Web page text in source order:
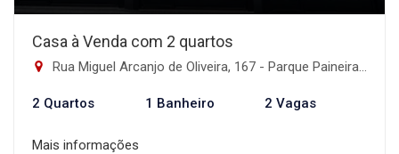
Casa à Venda com 2 quartos
Rua Miguel Arcanjo de Oliveira, 167 - Parque Paineiras, São Paulo-SP
2 Quartos 1 Banheiro 2 Vagas
Mais informações